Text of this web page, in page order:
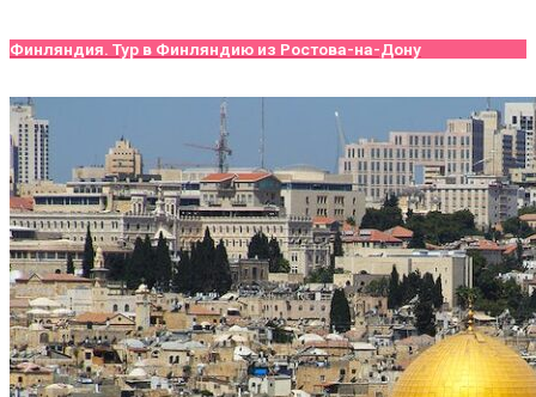
Финляндия. Тур в Финляндию из Ростова-на-Дону